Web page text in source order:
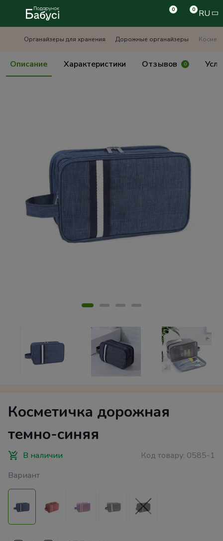
0 0 RU
Органайзеры для хранения Дорожные органайзеры
Описание Характеристики Отзывов 0
Косметичка дорожная
темно-синяя
В наличии Код товару: 0585-1
Вариант